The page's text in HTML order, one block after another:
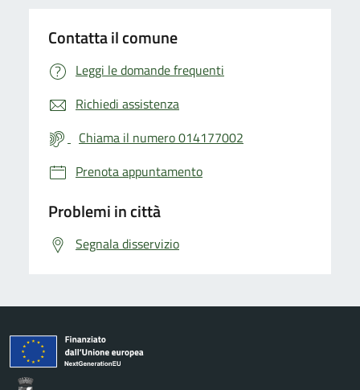
Contatta il comune
Leggi le domande frequenti
Richiedi assistenza
Chiama il numero 014177002
Prenota appuntamento
Problemi in città
Segnala disservizio